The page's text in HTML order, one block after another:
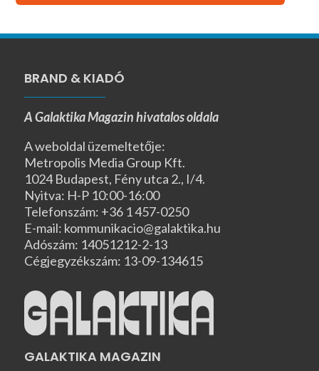
BRAND & KIADÓ
A Galaktika Magazin hivatalos oldala
A weboldal üzemeltetője:
Metropolis Media Group Kft.
1024 Budapest, Fény utca 2., I/4.
Nyitva: H-P 10:00-16:00
Telefonszám: +36 1 457-0250
E-mail: kommunikacio@galaktika.hu
Adószám: 14051212-2-13
Cégjegyzékszám: 13-09-134615
GALAKTIKA MAGAZIN